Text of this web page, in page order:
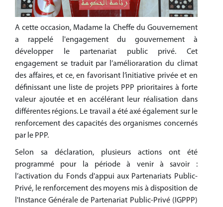
A cette occasion, Madame la Cheffe du Gouvernement
a rappelé l'engagement du gouvernement à
développer le partenariat public privé. Cet
engagement se traduit par l’amélioraration du climat
des affaires, et ce, en favorisant l’initiative privée et en
définissant une liste de projets PPP prioritaires à forte
valeur ajoutée et en accélérant leur réalisation dans
différentes régions. Le travail a été axé également sur le
renforcement des capacités des organismes concernés
par le PPP.
Selon sa déclaration, plusieurs actions ont été
programmé pour la période à venir à savoir :
l’activation du Fonds d'appui aux Partenariats Public-
Privé, le renforcement des moyens mis à disposition de
l'Instance Générale de Partenariat Public-Privé (IGPPP)